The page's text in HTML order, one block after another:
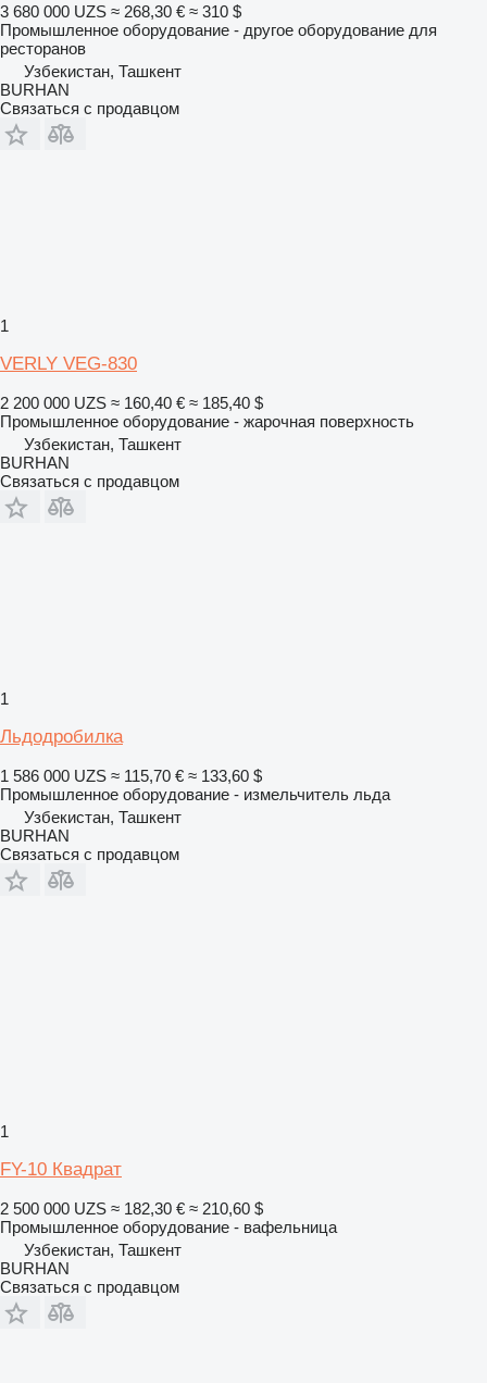
3 680 000 UZS ≈ 268,30 € ≈ 310 $
Промышленное оборудование - другое оборудование для
ресторанов
Узбекистан, Ташкент
BURHAN
Связаться с продавцом
1
VERLY VEG-830
2 200 000 UZS ≈ 160,40 € ≈ 185,40 $
Промышленное оборудование - жарочная поверхность
Узбекистан, Ташкент
BURHAN
Связаться с продавцом
1
Льдодробилка
1 586 000 UZS ≈ 115,70 € ≈ 133,60 $
Промышленное оборудование - измельчитель льда
Узбекистан, Ташкент
BURHAN
Связаться с продавцом
1
FY-10 Квадрат
2 500 000 UZS ≈ 182,30 € ≈ 210,60 $
Промышленное оборудование - вафельница
Узбекистан, Ташкент
BURHAN
Связаться с продавцом